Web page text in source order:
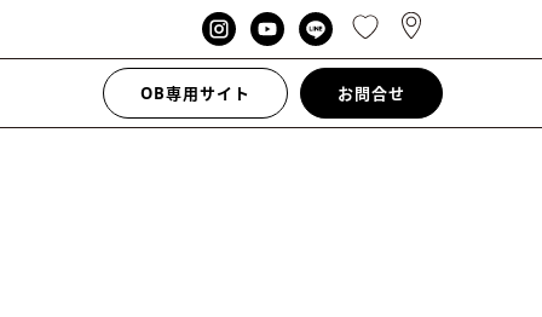
OB専用サイト お問合せ